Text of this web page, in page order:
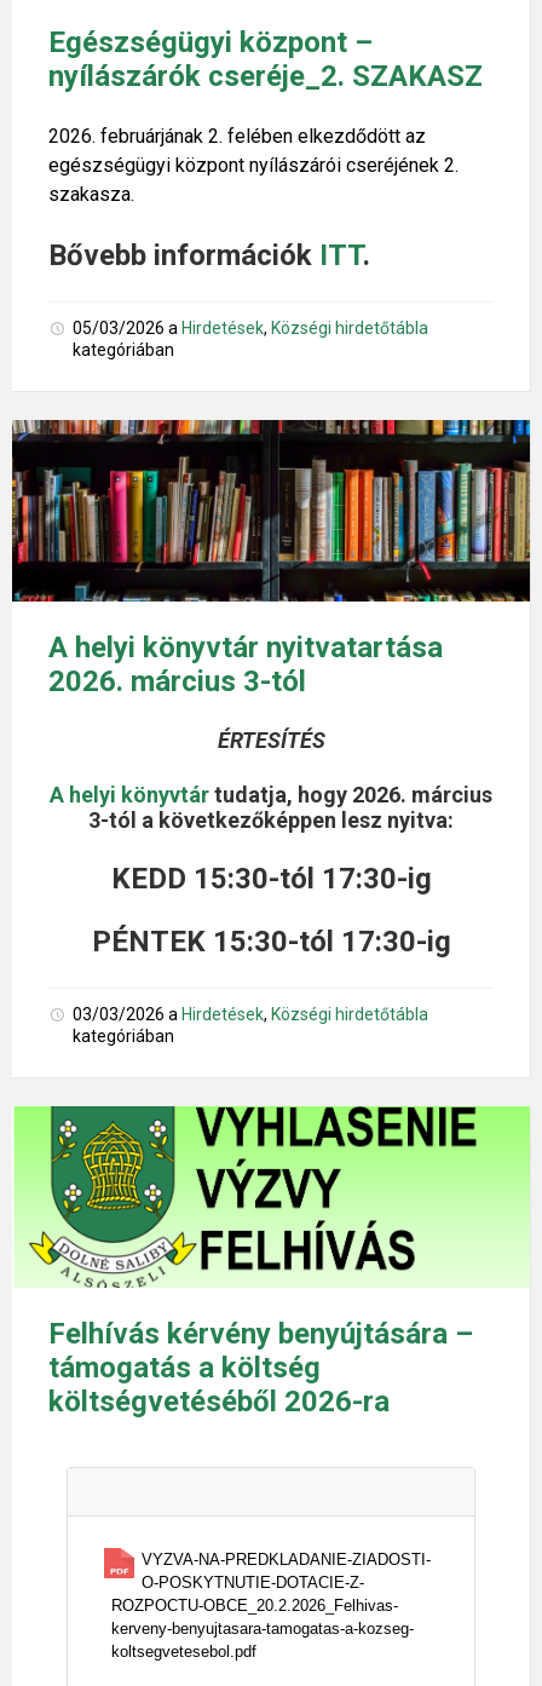
Egészségügyi központ –
nyílászárók cseréje_2. SZAKASZ
2026. februárjának 2. felében elkezdődött az
egészségügyi központ nyílászárói cseréjének 2.
szakasza.
Bővebb információk ITT.
05/03/2026 a Hirdetések, Községi hirdetőtábla
kategóriában
A helyi könyvtár nyitvatartása
2026. március 3-tól
ÉRTESÍTÉS
A helyi könyvtártudatja, hogy 2026. március
3-tól a következőképpen lesz nyitva:
KEDD 15:30-tól 17:30-ig
PÉNTEK 15:30-tól 17:30-ig
03/03/2026 a Hirdetések, Községi hirdetőtábla
kategóriában
Felhívás kérvény benyújtására –
támogatás a költség
költségvetéséből 2026-ra
VYZVA-NA-PREDKLADANIE-ZIADOSTI-
O-POSKYTNUTIE-DOTACIE-Z-
ROZPOCTU-OBCE_20.2.2026_Felhivas-
kerveny-benyujtasara-tamogatas-a-kozseg-
koltsegvetesebol.pdf